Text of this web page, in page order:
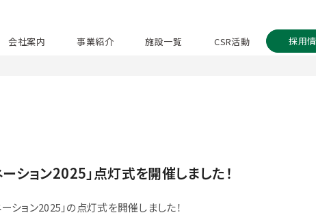
会社案内 事業紹介 施設一覧 CSR活動 採用
ーション2025」点灯式を開催しました！
ション2025」の点灯式を開催しました！